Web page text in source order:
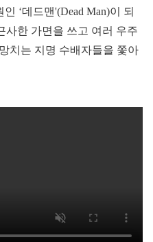
‘데드맨'(Dead Man)이 되
사한 가면을 쓰고 여러 우주
치는 지명 수배자들을 쫓아